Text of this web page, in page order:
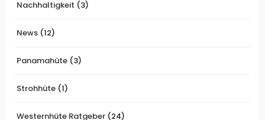
Nachhaltigkeit (3)
News (12)
Panamahüte (3)
Strohhüte (1)
Westernhüte Ratgeber (24)